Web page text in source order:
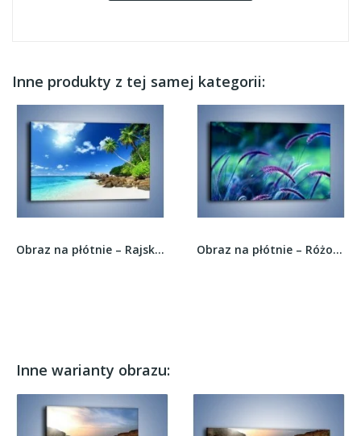
Inne produkty z tej samej kategorii:
Obraz na płótnie – Rajska plaża i jej piękno –... Obraz na płótnie – Różowo-fioletowe źdźbła –...
Inne warianty obrazu: